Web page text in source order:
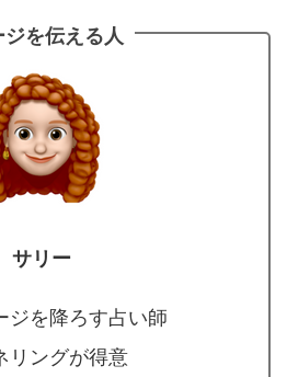
を伝える人
サリー
ジを降ろす占い師
リングが得意